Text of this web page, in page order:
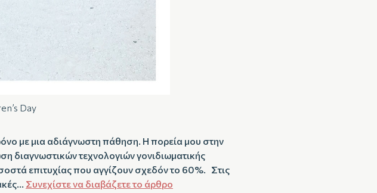
Day
με μια αδιάγνωστη πάθηση. Η πορεία μου στην
διαγνωστικών τεχνολογιών γονιδιωματικής
επιτυχίας που αγγίζουν σχεδόν το 60%. Στις
Συνεχίστε να διαβάζετε το άρθρο